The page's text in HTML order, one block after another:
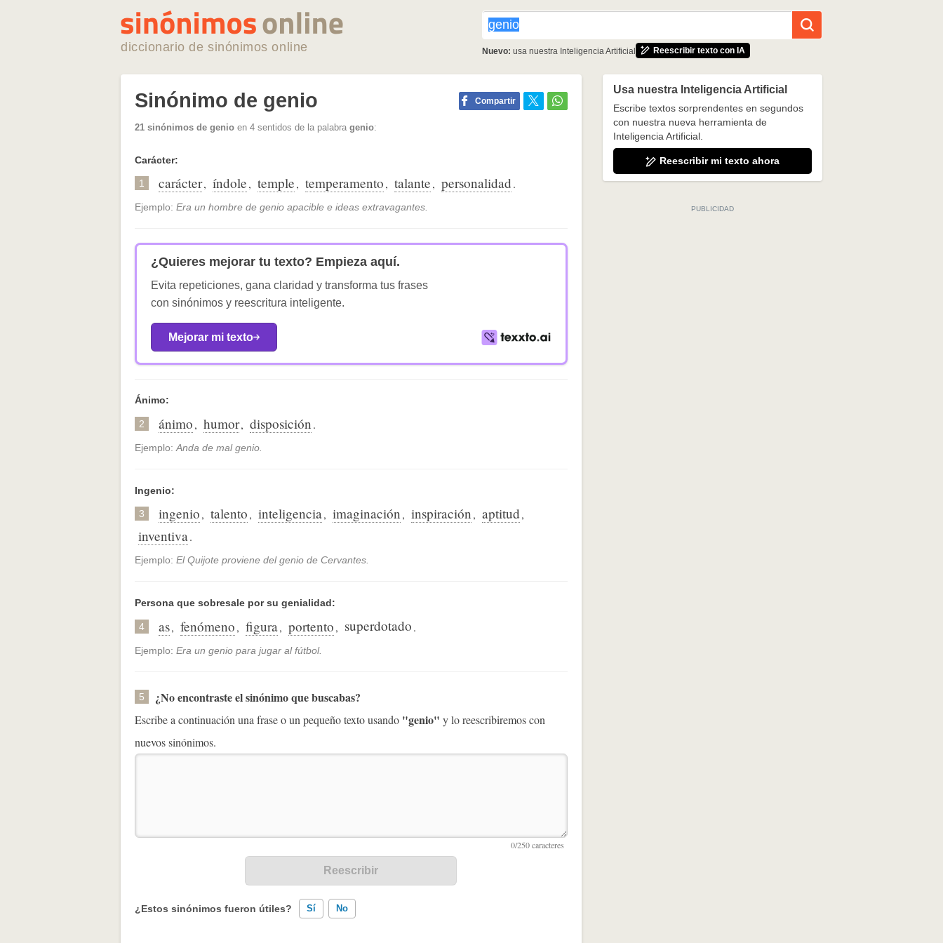
diccionario de sinónimos online Nuevo: usa nuestra Inteligencia Artificial Reescribir texto con IA
Sinónimo de genio Compartir
21 sinónimos de genio en 4 sentidos de la palabra genio:
Carácter:
1 carácter, índole, temple, temperamento, talante, personalidad.
Ejemplo: Era un hombre de genio apacible e ideas extravagantes.
¿Quieres mejorar tu texto? Empieza aquí.
Evita repeticiones, gana claridad y transforma tus frases
con sinónimos y reescritura inteligente.
Mejorar mi texto
Ánimo:
2 ánimo, humor, disposición.
Ejemplo: Anda de mal genio.
Ingenio:
3 ingenio, talento, inteligencia, imaginación, inspiración, aptitud,
inventiva.
Ejemplo: El Quijote proviene del genio de Cervantes.
Persona que sobresale por su genialidad:
4 as, fenómeno, figura, portento, superdotado.
Ejemplo: Era un genio para jugar al fútbol.
5 ¿No encontraste el sinónimo que buscabas?
Escribe a continuación una frase o un pequeño texto usando "genio" y lo reescribiremos con
nuevos sinónimos.
¿Estos sinónimos fueron útiles? Sí No
Usa nuestra Inteligencia Artificial
Escribe textos sorprendentes en segundos
con nuestra nueva herramienta de
Inteligencia Artificial.
Reescribir mi texto ahora